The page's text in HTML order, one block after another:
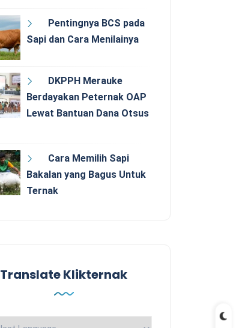
Pentingnya BCS pada
Sapi dan Cara Menilainya
DKPPH Merauke
Berdayakan Peternak OAP
Lewat Bantuan Dana Otsus
Cara Memilih Sapi
Bakalan yang Bagus Untuk
Ternak
Translate Klikternak